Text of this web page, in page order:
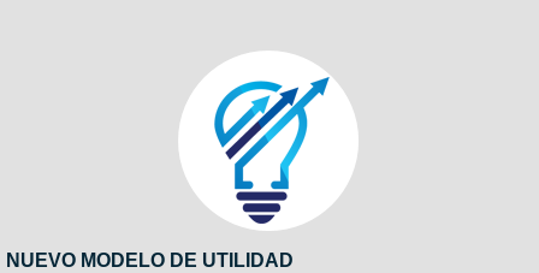
NUEVO MODELO DE UTILIDAD